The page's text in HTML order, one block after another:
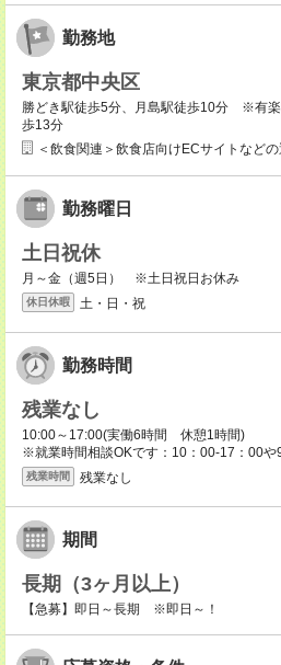
勤務地
東京都中央区
勝どき駅徒歩5分、月島駅徒歩10分 ※有楽
歩13分
＜飲食関連＞飲食店向けECサイトなど
勤務曜日
土日祝休
月～金（週5日） ※土日祝日お休み
休日休暇 土・日・祝
勤務時間
残業なし
10:00～17:00(実働6時間 休憩1時間)
※就業時間相談OKです：10：00-17：00や
残業時間 残業なし
期間
長期（3ヶ月以上）
【急募】即日～長期 ※即日～！